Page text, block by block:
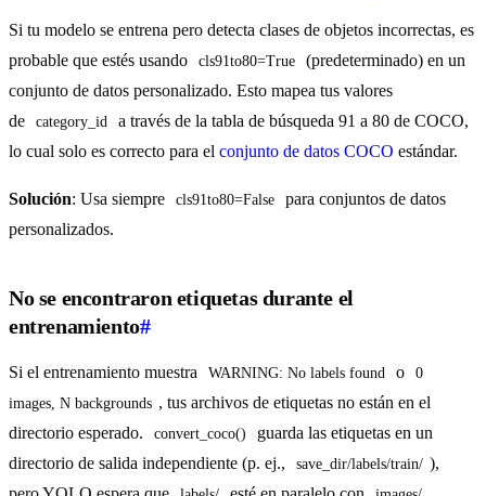
Si tu modelo se entrena pero detecta clases de objetos incorrectas, es
probable que estés usando
cls91to80=True
(predeterminado) en un
conjunto de datos personalizado. Esto mapea tus valores
de
category_id
a través de la tabla de búsqueda 91 a 80 de COCO,
lo cual solo es correcto para el conjunto de datos COCO estándar.
Solución: Usa siempre cls91to80=False
para conjuntos de datos
personalizados.
No se encontraron etiquetas durante el
entrenamiento#
Si el entrenamiento muestra WARNING: No labels found o
0
images, N backgrounds , tus archivos de etiquetas no están en el
directorio esperado.
convert_coco()
guarda las etiquetas en un
directorio de salida independiente (p. ej.,
save_dir/labels/train/ ),